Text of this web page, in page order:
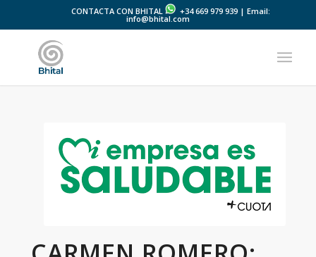
CONTACTA CON BHITAL +34 669 979 939 | Email:
info@bhital.com